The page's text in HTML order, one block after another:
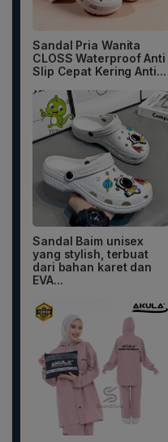
Sandal Pria Wanita
CLOSS Waterproof Anti
Slip Cepat Kering Anti...
Sandal Baim unisex
yang stylish, terbuat
dari bahan karet dan
EVA...